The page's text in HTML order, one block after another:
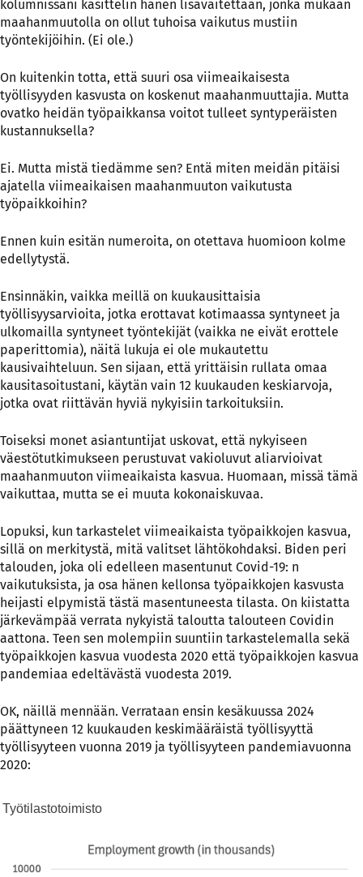
kolumnissani käsittelin hänen lisäväitettään, jonka mukaan
maahanmuutolla on ollut tuhoisa vaikutus mustiin
työntekijöihin. (Ei ole.)
On kuitenkin totta, että suuri osa viimeaikaisesta
työllisyyden kasvusta on koskenut maahanmuuttajia. Mutta
ovatko heidän työpaikkansa voitot tulleet syntyperäisten
kustannuksella?
Ei. Mutta mistä tiedämme sen? Entä miten meidän pitäisi
ajatella viimeaikaisen maahanmuuton vaikutusta
työpaikkoihin?
Ennen kuin esitän numeroita, on otettava huomioon kolme
edellytystä.
Ensinnäkin, vaikka meillä on kuukausittaisia
työllisyysarvioita, jotka erottavat kotimaassa syntyneet ja
ulkomailla syntyneet työntekijät (vaikka ne eivät erottele
paperittomia), näitä lukuja ei ole mukautettu
kausivaihteluun. Sen sijaan, että yrittäisin rullata omaa
kausitasoitustani, käytän vain 12 kuukauden keskiarvoja,
jotka ovat riittävän hyviä nykyisiin tarkoituksiin.
Toiseksi monet asiantuntijat uskovat, että nykyiseen
väestötutkimukseen perustuvat vakioluvut aliarvioivat
maahanmuuton viimeaikaista kasvua. Huomaan, missä tämä
vaikuttaa, mutta se ei muuta kokonaiskuvaa.
Lopuksi, kun tarkastelet viimeaikaista työpaikkojen kasvua,
sillä on merkitystä, mitä valitset lähtökohdaksi. Biden peri
talouden, joka oli edelleen masentunut Covid-19: n
vaikutuksista, ja osa hänen kellonsa työpaikkojen kasvusta
heijasti elpymistä tästä masentuneesta tilasta. On kiistatta
järkevämpää verrata nykyistä taloutta talouteen Covidin
aattona. Teen sen molempiin suuntiin tarkastelemalla sekä
työpaikkojen kasvua vuodesta 2020 että työpaikkojen kasvua
pandemiaa edeltävästä vuodesta 2019.
OK, näillä mennään. Verrataan ensin kesäkuussa 2024
päättyneen 12 kuukauden keskimääräistä työllisyyttä
työllisyyteen vuonna 2019 ja työllisyyteen pandemiavuonna
2020:
Työtilastotoimisto